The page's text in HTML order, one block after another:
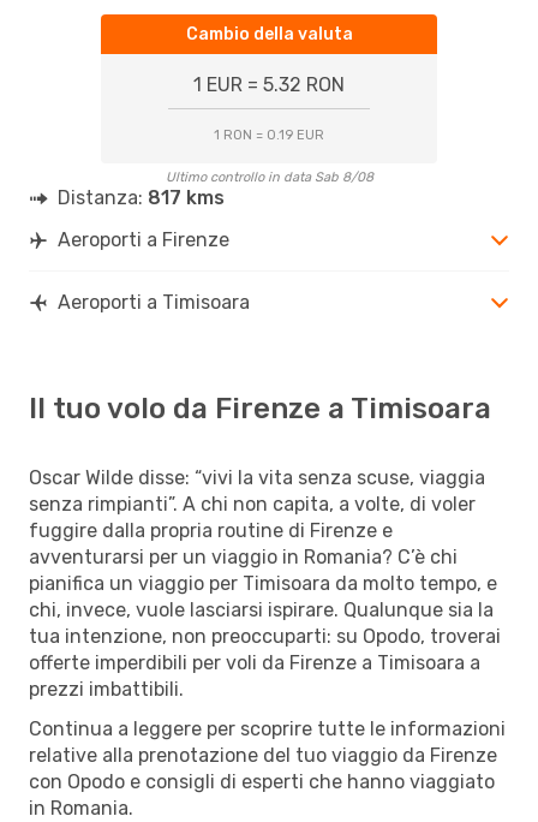
Cambio della valuta
1 EUR = 5.32 RON
1 RON = 0.19 EUR
Ultimo controllo in data Sab 8/08
Distanza: 817 kms
Aeroporti a Firenze
Aeroporti a Timisoara
Il tuo volo da Firenze a Timisoara
Oscar Wilde disse: “vivi la vita senza scuse, viaggia
senza rimpianti”. A chi non capita, a volte, di voler
fuggire dalla propria routine di Firenze e
avventurarsi per un viaggio in Romania? C’è chi
pianifica un viaggio per Timisoara da molto tempo, e
chi, invece, vuole lasciarsi ispirare. Qualunque sia la
tua intenzione, non preoccuparti: su Opodo, troverai
offerte imperdibili per voli da Firenze a Timisoara a
prezzi imbattibili.
Continua a leggere per scoprire tutte le informazioni
relative alla prenotazione del tuo viaggio da Firenze
con Opodo e consigli di esperti che hanno viaggiato
in Romania.